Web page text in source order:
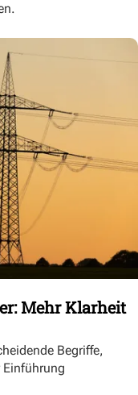
Mehr Klarheit
Begriffe,